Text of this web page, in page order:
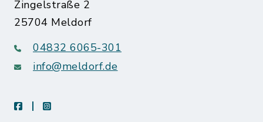
Zingelstraße 2
25704 Meldorf
04832 6065-301
info@meldorf.de
facebookinstagram